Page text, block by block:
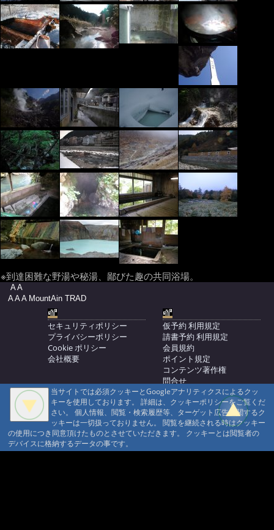
※到達困難な野湯や秘湯、鄙びた趣の共同浴場。
A A
A A A MountAin TRAD
セキュリティポリシー
プライバシーポリシー
Cookie ポリシー
会社概要
仮予約 利用規定
請書予約 利用規定
会員規約
ポイント規定
コンテンツ著作権
問合せ
マウンテントラッド株式会社
〒386-1211 長野県上田市下之郷692
0268371176
© 1999-2026 MountAin TRAD ® Inc. https://www.mountaintrad.co.jp
当サイトでは必須クッキーとGoogleアナリティクスによるクッ
キーを使用しております。 詳細は、クッキーポリシーをご覧くだ
さい。 個人情報、閲覧・検索履歴等、ターゲット広告に関するク
ッキーは一切扱っておりません。 閲覧を継続される時はクッキー
の使用につき同意頂けたものとさせていただきます。 クッキーとは閲覧者の
デバイスに格納するデータの事です。